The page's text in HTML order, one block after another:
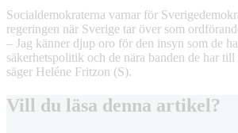
Socialdemokraterna varnar för
regeringen när Sverige tar över som
– Jag känner djup oro för den insyn som de
säkerhetspolitik och de nära banden de har
säger Heléne Fritzon (S).
Vill du läsa denna artikel?